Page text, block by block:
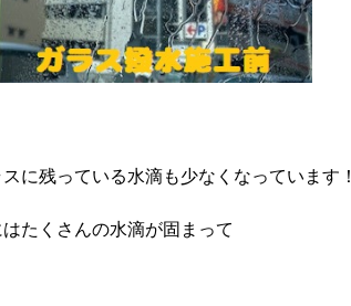
に残っている水滴も少なくなっています！
たくさんの水滴が固まって